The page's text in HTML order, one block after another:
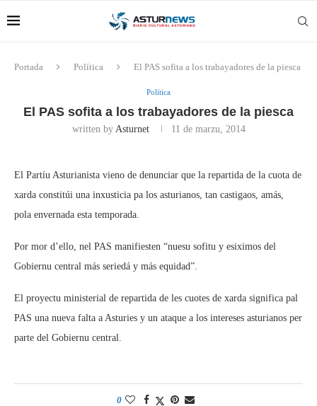
Portada Política El PAS sofita a los trabayadores de la piesca
Política
El PAS sofita a los trabayadores de la piesca
written by Asturnet 11 de marzu, 2014
El Partíu Asturianista vieno de denunciar que la repartida de la cuota de
xarda constitúi una inxusticia pa los asturianos, tan castigaos, amás,
pola envernada esta temporada.
Por mor d’ello, nel PAS manifiesten “nuesu sofitu y esiximos del
Gobiernu central más seriedá y más equidad”.
El proyectu ministerial de repartida de les cuotes de xarda significa pal
PAS una nueva falta a Asturies y un ataque a los intereses asturianos per
parte del Gobiernu central.
0